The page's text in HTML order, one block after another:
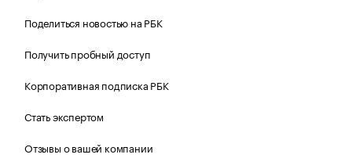
Поделиться новостью на РБК
Получить пробный доступ
Корпоративная подписка РБК
Стать экспертом
Отзывы о вашей компании